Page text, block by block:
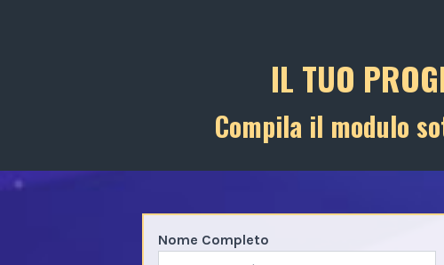
IL TUO
Compila il modulo
Nome Completo